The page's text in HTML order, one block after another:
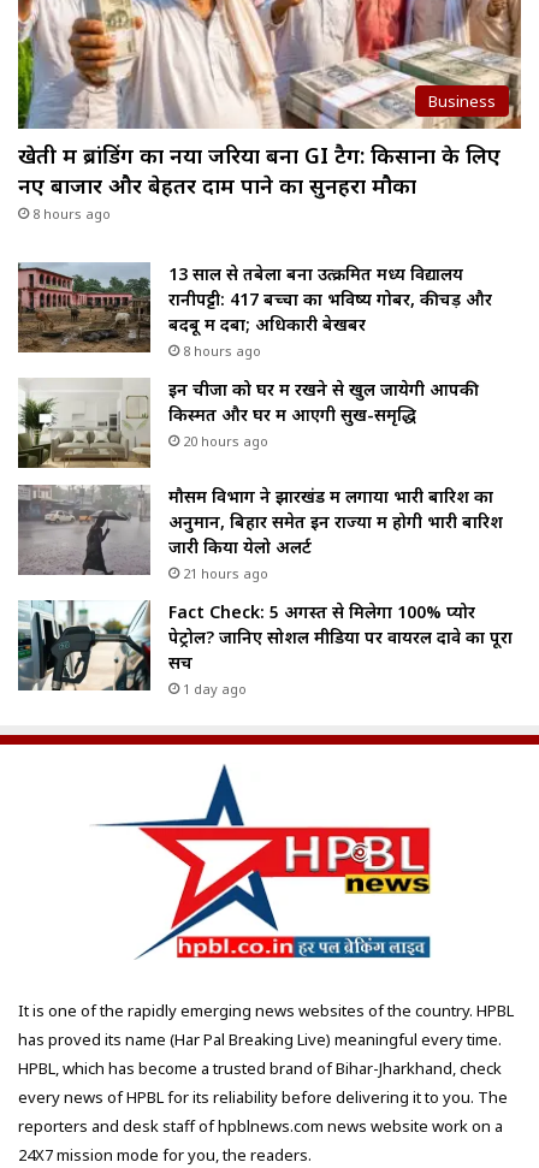
Business
खेती में ब्रांडिंग का नया जरिया बना GI टैग: किसानों के लिए
नए बाजार और बेहतर दाम पाने का सुनहरा मौका
8 hours ago
13 साल से तबेला बना उत्क्रमित मध्य विद्यालय
रानीपट्टी: 417 बच्चों का भविष्य गोबर, कीचड़ और
बदबू में दबा; अधिकारी बेखबर
8 hours ago
इन चीजों को घर में रखने से खुल जायेगी आपकी
किस्मत और घर में आएगी सुख-समृद्धि
20 hours ago
मौसम विभाग ने झारखंड में लगाया भारी बारिश का
अनुमान, बिहार समेत इन राज्यों में होगी भारी बारिश
जारी किया येलो अलर्ट
21 hours ago
Fact Check: 5 अगस्त से मिलेगा 100% प्योर
पेट्रोल? जानिए सोशल मीडिया पर वायरल दावे का पूरा
सच
1 day ago
It is one of the rapidly emerging news websites of the country. HPBL
has proved its name (Har Pal Breaking Live) meaningful every time.
HPBL, which has become a trusted brand of Bihar-Jharkhand, check
every news of HPBL for its reliability before delivering it to you. The
reporters and desk staff of hpblnews.com news website work on a
24X7 mission mode for you, the readers.